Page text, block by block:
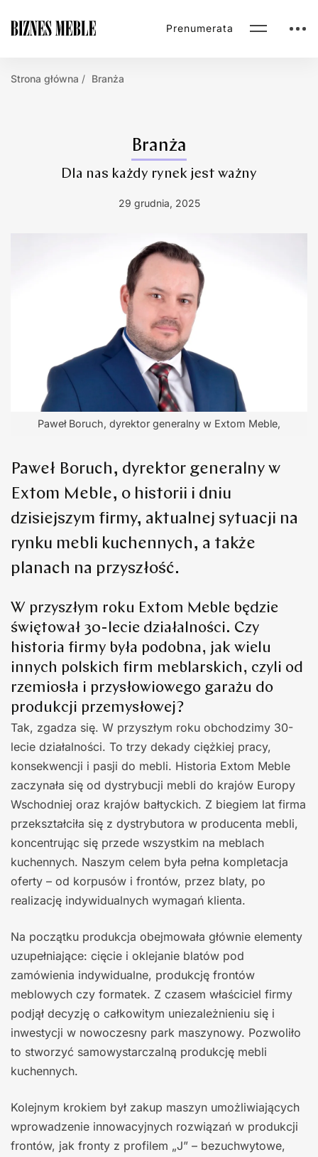
Prenumerata
Strona główna Branża
Branża
Dla nas każdy rynek jest ważny
29 grudnia, 2025
Paweł Boruch, dyrektor generalny w Extom Meble,
Paweł Boruch, dyrektor generalny w
Extom Meble, o historii i dniu
dzisiejszym firmy, aktualnej sytuacji na
rynku mebli kuchennych, a także
planach na przyszłość.
W przyszłym roku Extom Meble będzie
świętował 30-lecie działalności. Czy
historia firmy była podobna, jak wielu
innych polskich firm meblarskich, czyli od
rzemiosła i przysłowiowego garażu do
produkcji przemysłowej?
Tak, zgadza się. W przyszłym roku obchodzimy 30-
lecie działalności. To trzy dekady ciężkiej pracy,
konsekwencji i pasji do mebli. Historia Extom Meble
zaczynała się od dystrybucji mebli do krajów Europy
Wschodniej oraz krajów bałtyckich. Z biegiem lat firma
przekształciła się z dystrybutora w producenta mebli,
koncentrując się przede wszystkim na meblach
kuchennych. Naszym celem była pełna kompletacja
oferty – od korpusów i frontów, przez blaty, po
realizację indywidualnych wymagań klienta.
Na początku produkcja obejmowała głównie elementy
uzupełniające: cięcie i oklejanie blatów pod
zamówienia indywidualne, produkcję frontów
meblowych czy formatek. Z czasem właściciel firmy
podjął decyzję o całkowitym uniezależnieniu się i
inwestycji w nowoczesny park maszynowy. Pozwoliło
to stworzyć samowystarczalną produkcję mebli
kuchennych.
Kolejnym krokiem był zakup maszyn umożliwiających
wprowadzenie innowacyjnych rozwiązań w produkcji
frontów, jak fronty z profilem „J” – bezuchwytowe,